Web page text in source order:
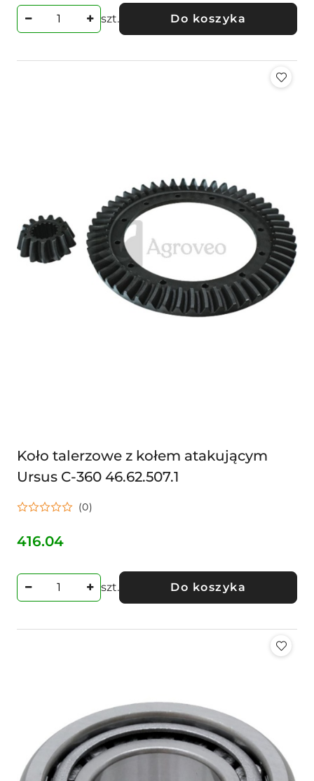
szt. Do koszyka
Koło talerzowe z kołem atakującym
Ursus C-360 46.62.507.1
(0)
Cena:
416.04
szt. Do koszyka